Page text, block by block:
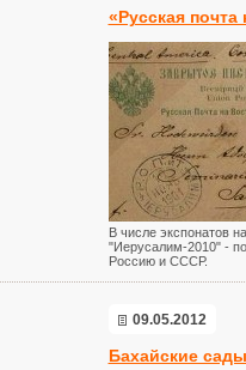
«Русская почта
В числе экспонатов
"Иерусалим-2010" -
Россию и СССР.
09.05.2012
Бахайские